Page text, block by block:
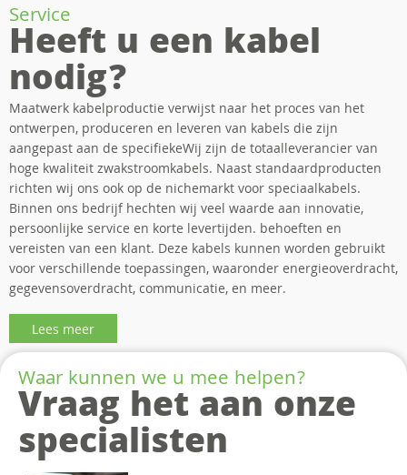
Service
Heeft u een kabel
nodig?
Maatwerk kabelproductie verwijst naar het proces van het
ontwerpen, produceren en leveren van kabels die zijn
aangepast aan de specifiekeWij zijn de totaalleverancier van
hoge kwaliteit zwakstroomkabels. Naast standaardproducten
richten wij ons ook op de nichemarkt voor speciaalkabels.
Binnen ons bedrijf hechten wij veel waarde aan innovatie,
persoonlijke service en korte levertijden. behoeften en
vereisten van een klant. Deze kabels kunnen worden gebruikt
voor verschillende toepassingen, waaronder energieoverdracht,
gegevensoverdracht, communicatie, en meer.
Lees meer
Waar kunnen we u mee helpen?
Vraag het aan onze
specialisten